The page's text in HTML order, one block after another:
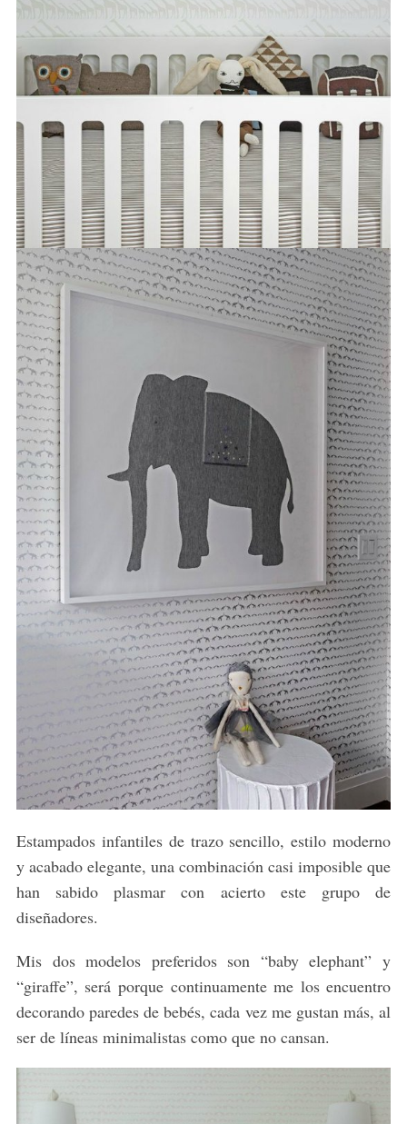
Estampados infantiles de trazo sencillo, estilo moderno
y acabado elegante, una combinación casi imposible que
han sabido plasmar con acierto este grupo de
diseñadores.
Mis dos modelos preferidos son “baby elephant” y
“giraffe”, será porque continuamente me los encuentro
decorando paredes de bebés, cada vez me gustan más, al
ser de líneas minimalistas como que no cansan.
S
a
r
c
f
o
: